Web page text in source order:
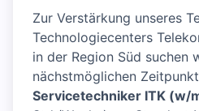
Zur Verstärkung unseres
Technologiecenters
in der Region Süd suchen
nächstmöglichen
Servicetechniker ITK (w/